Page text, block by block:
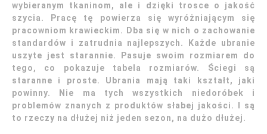
wybieranym tkaninom, ale i dzięki trosce o jakość
szycia. Pracę tę powierza się wyróżniającym się
pracowniom krawieckim. Dba się w nich o zachowanie
standardów i zatrudnia najlepszych. Każde ubranie
uszyte jest starannie. Pasuje swoim rozmiarem do
tego, co pokazuje tabela rozmiarów. Ściegi są
staranne i proste. Ubrania mają taki kształt, jaki
powinny. Nie ma tych wszystkich niedoróbek i
problemów znanych z produktów słabej jakości. I są
to rzeczy na dłużej niż jeden sezon, na dużo dłużej.